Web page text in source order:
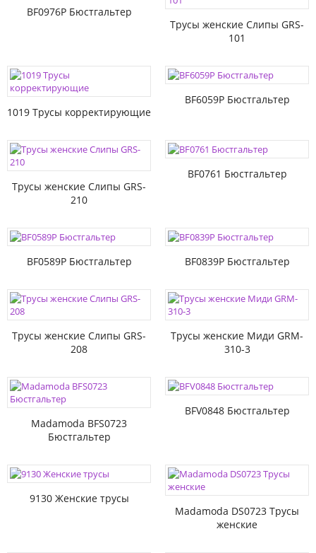
BF0976P Бюстгальтер
Трусы женские Слипы GRS-
101
1019 Трусы корректирующие
BF6059P Бюстгальтер
Трусы женские Слипы GRS-
210
BF0761 Бюстгальтер
BF0589P Бюстгальтер BF0839P Бюстгальтер
Трусы женские Слипы GRS-
208
Трусы женские Миди GRM-
310-3
Madamoda BFS0723
Бюстгальтер
BFV0848 Бюстгальтер
9130 Женские трусы
Madamoda DS0723 Трусы
женские